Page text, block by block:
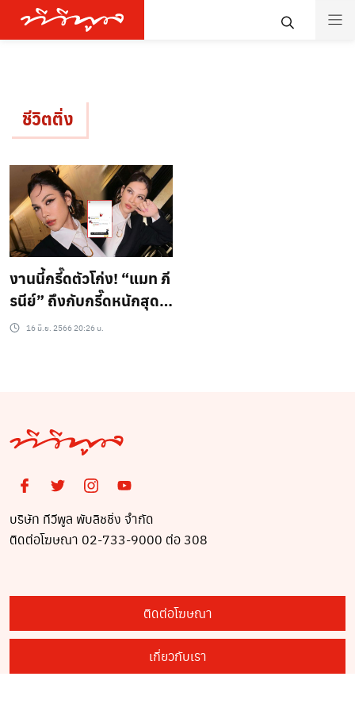
ชีวิตติ่ง
งานนี้กรี๊ดตัวโก่ง! “แมท ภี
รนีย์” ถึงกับกรี๊ดหนักสุดๆ
ดีใจมาก หลังคนที่ปลื้มมา
16 มิ.ย. 2566 20:26 น.
บริษัท ทีวีพูล พับลิชชิ่ง จำกัด
ติดต่อโฆษณา 02-733-9000 ต่อ 308
ติดต่อโฆษณา
เกี่ยวกับเรา